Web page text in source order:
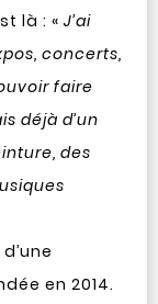
là : « J’ai
concerts,
faire
déjà d’un
des
en 2014.